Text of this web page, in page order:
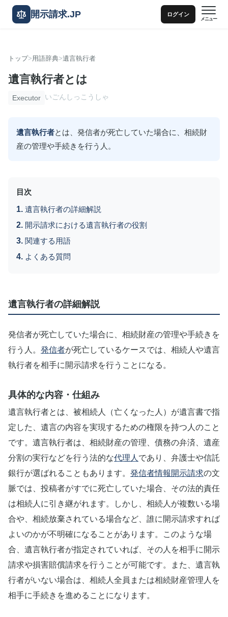
開示請求.JP ログイン
メニュー
トップ 用語辞典 遺言執行者
遺言執行者とは
Executor いごんしっこうしゃ
遺言執行者とは、発信者が死亡していた場合に、相続財
産の管理や手続きを行う人。
目次
遺言執行者の詳細解説
開示請求における遺言執行者の役割
関連する用語
よくある質問
遺言執行者の詳細解説
発信者が死亡していた場合に、相続財産の管理や手続きを
行う人。 発信者が死亡しているケースでは、相続人や遺言
執行者を相手に開示請求を行うことになる。
具体的な内容・仕組み
遺言執行者とは、被相続人（亡くなった人）が遺言書で指
定した、遺言の内容を実現するための権限を持つ人のこと
です。遺言執行者は、相続財産の管理、債務の弁済、遺産
分割の実行などを行う法的な代理人 であり、弁護士や信託
銀行が選ばれることもあります。 発信者情報開示請求の文
脈では、投稿者がすでに死亡していた場合、その法的責任
は相続人に引き継がれます。しかし、相続人が複数いる場
合や、相続放棄されている場合など、誰に開示請求すれば
よいのかが不明確になることがあります。このような場
合、遺言執行者が指定されていれば、その人を相手に開示
請求や損害賠償請求を行うことが可能です。また、遺言執
行者がいない場合は、相続人全員または相続財産管理人を
相手に手続きを進めることになります。